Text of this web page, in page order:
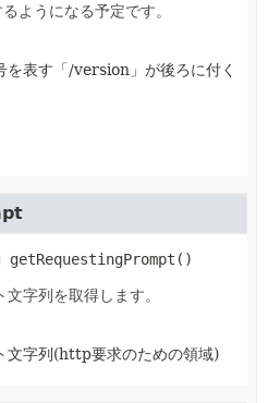
ようになる予定です。
を表す「/version」が後ろに付く
getRequestingPrompt ()
字列を取得します。
文字列(http要求のための領域)